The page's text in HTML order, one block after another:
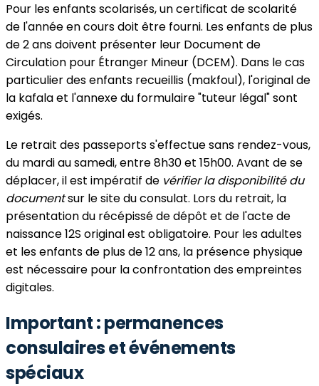
Pour les enfants scolarisés, un certificat de scolarité
de l'année en cours doit être fourni. Les enfants de plus
de 2 ans doivent présenter leur Document de
Circulation pour Étranger Mineur (DCEM). Dans le cas
particulier des enfants recueillis (makfoul), l'original de
la kafala et l'annexe du formulaire "tuteur légal" sont
exigés.
Le retrait des passeports s'effectue sans rendez-vous,
du mardi au samedi, entre 8h30 et 15h00. Avant de se
déplacer, il est impératif de vérifier la disponibilité du
documentsur le site du consulat. Lors du retrait, la
présentation du récépissé de dépôt et de l'acte de
naissance 12S original est obligatoire. Pour les adultes
et les enfants de plus de 12 ans, la présence physique
est nécessaire pour la confrontation des empreintes
digitales.
Important : permanences
consulaires et événements
spéciaux